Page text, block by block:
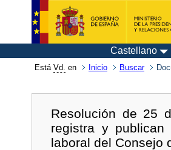
Castellano
Está Vd. en Inicio Buscar
Resolución de 25
registra y
laboral del Consejo